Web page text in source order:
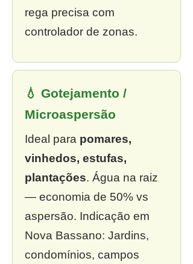
rega precisa com
controlador de zonas.
💧 Gotejamento /
Microaspersão
Ideal para pomares,
vinhedos, estufas,
plantações. Água na raiz
— economia de 50% vs
aspersão. Indicação em
Nova Bassano: Jardins,
condomínios, campos